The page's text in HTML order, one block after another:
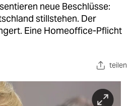
neue Beschlüsse:
stillstehen. Der
Eine Homeoffice-Pflicht
teilen